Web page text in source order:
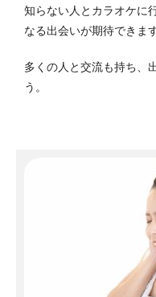
知らない人とカラオケに
なる出会いが期待できます
多くの人と交流も持ち、
う。